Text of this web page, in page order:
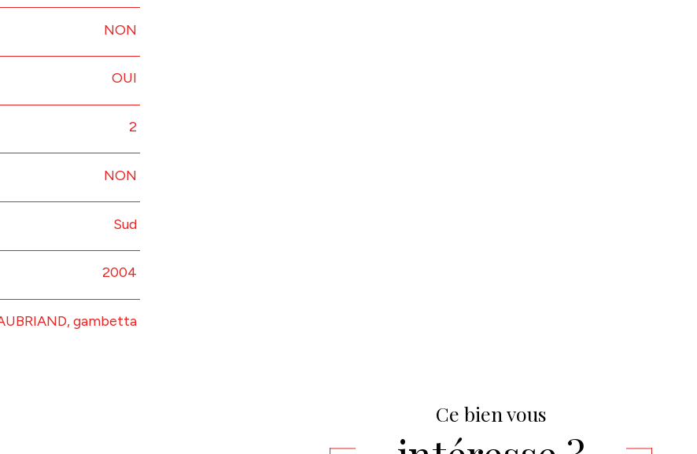
NON
OUI
2
NON
Sud
2004
gambetta
Ce bien vous